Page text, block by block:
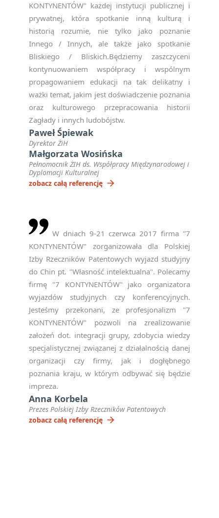
KONTYNENTÓW" każdej instytucji publicznej i
prywatnej, która spotkanie inną kulturą i
historią rozumie, nie tylko jako poznanie
Innego / Innych, ale także jako spotkanie
Bliskiego / Bliskich.Będziemy zaszczyceni
kontynuowaniem współpracy i wspólnym
propagowaniem edukacji na tak delikatny i
ważki temat, jakim jest doświadczenie poznania
oraz kulturowego przepracowania historii
Zagłady i innych ludobójstw.
Paweł Śpiewak
Dyrektor ŻiH
Małgorzata Wosińska
Pełnomocnik ŻIH ds. Współpracy Międzynarodowej i
Dyplomacji Kulturalnej
zobacz całą referencję arrow_forward
W dniach 9-21 czerwca 2017 firma "7
KONTYNENTÓW" zorganizowała dla Polskiej
Izby Rzeczników Patentowych wyjazd studyjny
do Chin pt. "Własność intelektualna". Polecamy
firmę "7 KONTYNENTÓW" jako organizatora
wyjazdów studyjnych czy konferencyjnych.
Jesteśmy przekonani, ze profesjonalizm "7
KONTYNENTÓW" pozwoli na zrealizowanie
założeń dot. integracji grupy, zdobycia wiedzy
specjalistycznej związanej z działalnością danej
organizacji czy firmy, jak i dogłębnego
poznania kraju, w którym odbywać się będzie
impreza.
Anna Korbela
Prezes Polskiej Izby Rzeczników Patentowych
zobacz całą referencję arrow_forward